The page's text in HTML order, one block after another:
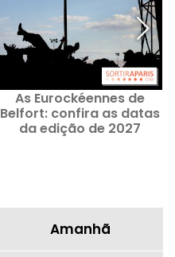
As Eurockéennes de
Belfort: confira as datas
da edição de 2027
Amanhã